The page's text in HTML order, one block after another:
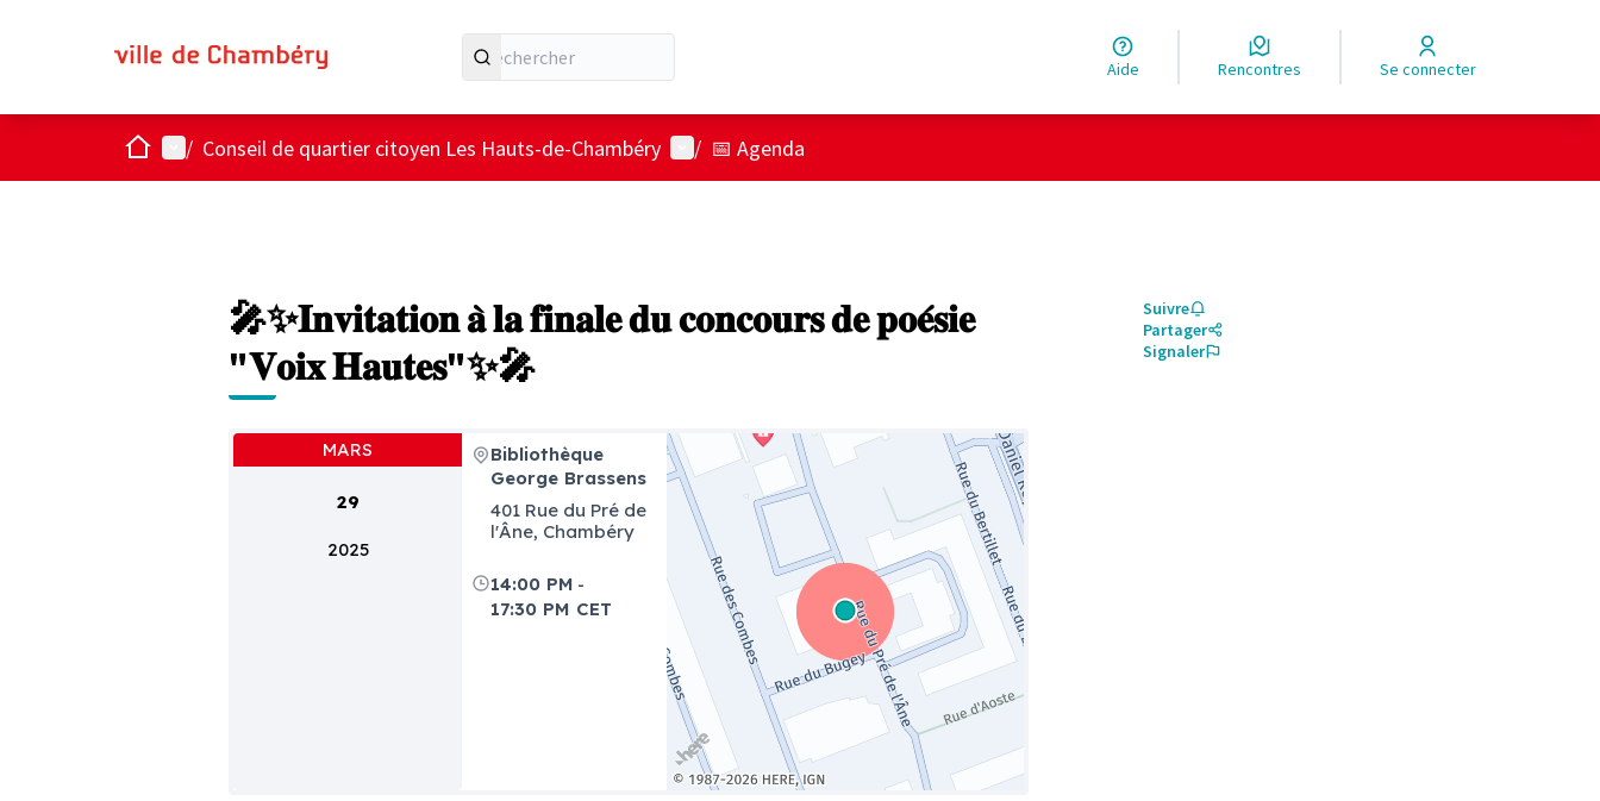
Aide Rencontres Se connecter
AccueilMenu principal
/ Conseil de quartier citoyen Les Hauts-de-Chambéry Menu utilisateur
/ 📅 Agenda
🎤✨𝐈𝐧𝐯𝐢𝐭𝐚𝐭𝐢𝐨𝐧 𝐚̀ 𝐥𝐚 𝐟𝐢𝐧𝐚𝐥𝐞 𝐝𝐮 𝐜𝐨𝐧𝐜𝐨𝐮𝐫𝐬 𝐝𝐞 𝐩𝐨𝐞́𝐬𝐢𝐞
"𝐕𝐨𝐢𝐱 𝐇𝐚𝐮𝐭𝐞𝐬"✨🎤
MARS
29
2025
Bibliothèque
George Brassens
401 Rue du Pré de
l'Âne, Chambéry
14:00 PM -
17:30 PM CET
Suivre
Partager
Signaler